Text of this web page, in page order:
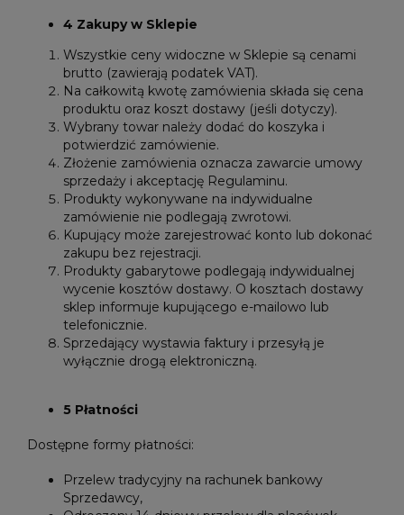
4 Zakupy w Sklepie
Wszystkie ceny widoczne w Sklepie są cenami
brutto (zawierają podatek VAT).
Na całkowitą kwotę zamówienia składa się cena
produktu oraz koszt dostawy (jeśli dotyczy).
Wybrany towar należy dodać do koszyka i
potwierdzić zamówienie.
Złożenie zamówienia oznacza zawarcie umowy
sprzedaży i akceptację Regulaminu.
Produkty wykonywane na indywidualne
zamówienie nie podlegają zwrotowi.
Kupujący może zarejestrować konto lub dokonać
zakupu bez rejestracji.
Produkty gabarytowe podlegają indywidualnej
wycenie kosztów dostawy. O kosztach dostawy
sklep informuje kupującego e-mailowo lub
telefonicznie.
Sprzedający wystawia faktury i przesyłą je
wyłącznie drogą elektroniczną.
5 Płatności
Dostępne formy płatności:
Przelew tradycyjny na rachunek bankowy
Sprzedawcy,